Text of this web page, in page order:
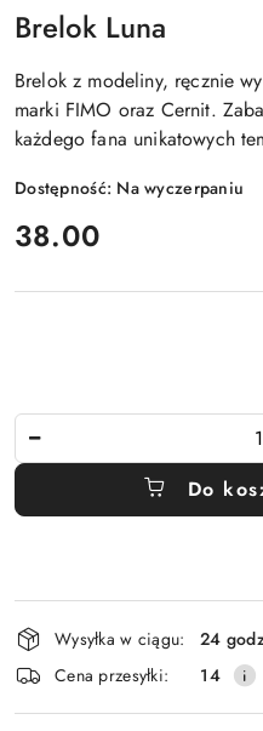
Brelok Luna
Brelok z modeliny, ręcznie
marki FIMO oraz Cernit.
każdego fana unikatowych
Dostępność: Na wyczerpaniu
cena:
38.00
Do
Dostępność
i
dostawa
Wysyłka w ciągu:
24
Cena przesyłki:
14